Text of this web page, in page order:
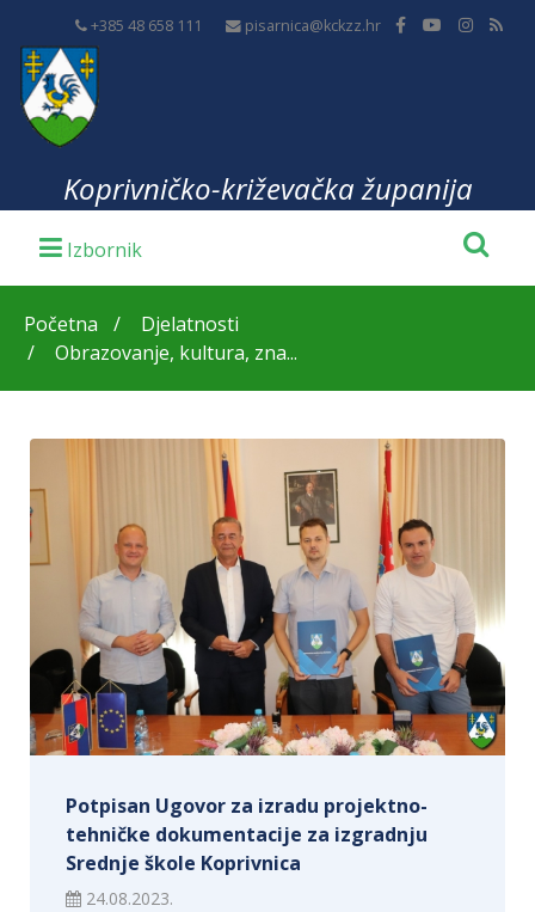
+385 48 658 111 pisarnica@kckzz.hr
Koprivničko-križevačka županija
Početna
Djelatnosti
Obrazovanje, kultura, zna...
Potpisan Ugovor za izradu projektno-
tehničke dokumentacije za izgradnju
Srednje škole Koprivnica
24.08.2023.